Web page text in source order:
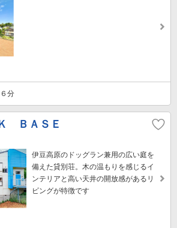
分
ＢＡＳＥ
伊豆高原のドッグラン兼用の広い庭を
備えた貸別荘。木の温もりを感じるイ
ンテリアと高い天井の開放感があるリ
ビングが特徴です